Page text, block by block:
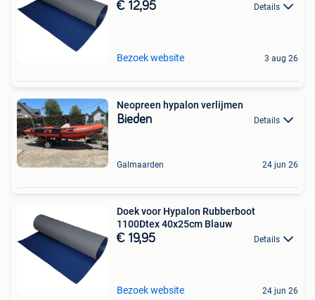
€ 12,95 Details
Bezoek website 3 aug 26
Neopreen hypalon verlijmen
Bieden Details
Galmaarden 24 jun 26
Doek voor Hypalon Rubberboot
1100Dtex 40x25cm Blauw
€ 19,95 Details
Bezoek website 24 jun 26